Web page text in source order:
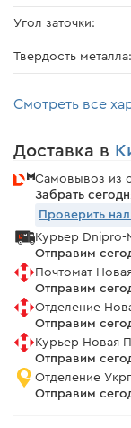
Угол заточки:
Твердость металла:
Смотреть все
Доставка в
Самовывоз из
Забрать
Проверить
Курьер Dnipro-
Отправим
Почтомат
Отправим
Отделение
Отправим
Курьер Новая
Отправим
Отделение
Отправим